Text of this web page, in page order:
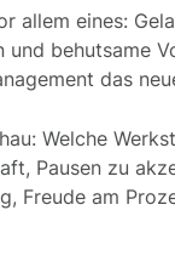
allem eines:
behutsame
das
Welche
Pausen zu
Freude am